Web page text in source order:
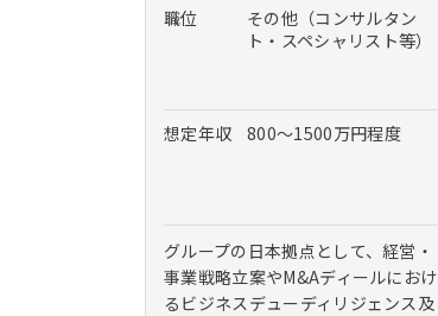
職位
その他（コンサルタン
ト・スペシャリスト等）
想定年収 800～1500万円程度
グループの日本拠点として、経営・
事業戦略立案やM&Aディールにおけ
るビジネスデューディリジェンス及